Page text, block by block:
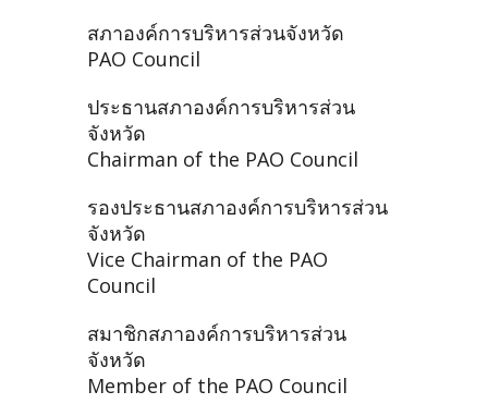
สภาองค์การบริหารส่วนจังหวัด
PAO Council
ประธานสภาองค์การบริหารส่วน
จังหวัด
Chairman of the PAO Council
รองประธานสภาองค์การบริหารส่วน
จังหวัด
Vice Chairman of the PAO
Council
สมาชิกสภาองค์การบริหารส่วน
จังหวัด
Member of the PAO Council